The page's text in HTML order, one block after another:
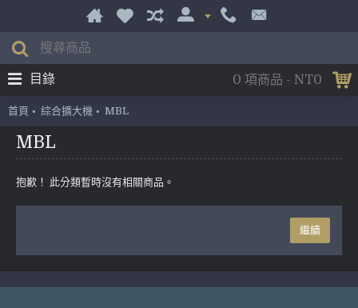
0 項商品 - NT0
目錄
首頁 綜合擴大機 MBL
MBL
抱歉！ 此分類暫時沒有相關商品。
繼續